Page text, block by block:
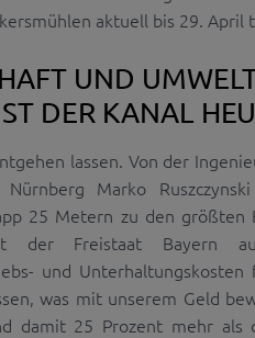
aktuell bis 29. April
UND
DER KANAL
lassen. Von der
Marko
25 Metern zu den größten
der Freistaat Bayern
und Unterhaltungskosten
was mit unserem Geld
damit 25 Prozent mehr als